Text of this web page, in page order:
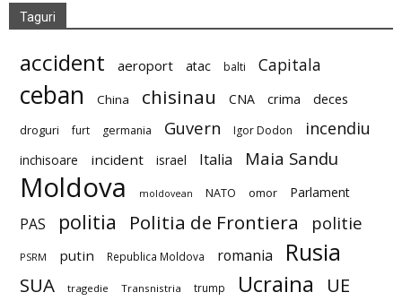
Taguri
accident aeroport atac balti Capitala
ceban China chisinau CNA crima deces
droguri furt germania Guvern Igor Dodon incendiu
inchisoare incident israel Italia Maia Sandu
Moldova moldovean NATO omor Parlament
PAS politia Politia de Frontiera politie
PSRM putin Republica Moldova romania Rusia
SUA tragedie Transnistria trump Ucraina UE